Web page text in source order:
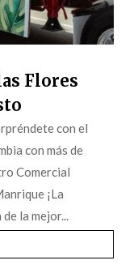
Flores
con el
con más de
Comercial
¡La
la mejor...